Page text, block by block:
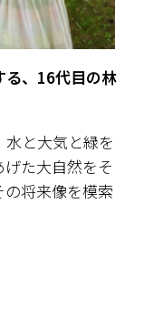
る、16代目の林
と大気と緑を
た大自然をそ
将来像を模索